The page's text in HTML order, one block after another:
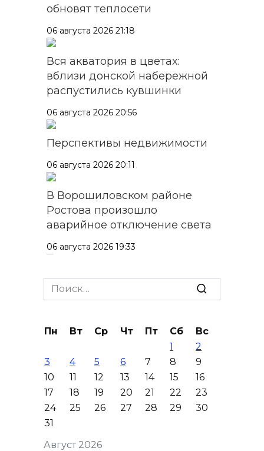
обновят теплосети
06 августа 2026 21:18
Вся акватория в цветах:
вблизи донской набережной
распустились кувшинки
06 августа 2026 20:56
Перспективы недвижимости
06 августа 2026 20:11
В Ворошиловском районе
Ростова произошло
аварийное отключение света
06 августа 2026 19:33
Шахбокс, падел и пилон: в
Ростовской области
Юрий Слюсарь поздравил
донских строителей с
профессиональным
праздником и вручил
Search
for:
Август 2026
Пн Вт Ср Чт Пт Сб
Вс
1
2
3
4 5 6 7 8
9
10
11 12 13 14 15
16
17
18 19 20 21 22
23
24
25 26 27 28 29
30
31